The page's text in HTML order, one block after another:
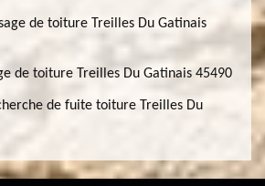
de toiture Treilles Du Gatinais
de toiture Treilles Du Gatinais 45490
de fuite toiture Treilles Du